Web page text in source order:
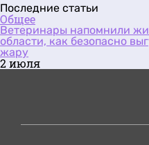
Последние статьи
Общее
Ветеринары напомнили
области, как безопасно
жару
2 июля